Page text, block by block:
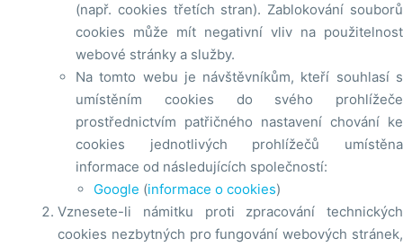
(např. cookies třetích stran). Zablokování souborů
cookies může mít negativní vliv na použitelnost
webové stránky a služby.
Na tomto webu je návštěvníkům, kteří souhlasí s
umístěním cookies do svého prohlížeče
prostřednictvím patřičného nastavení chování ke
cookies jednotlivých prohlížečů umístěna
informace od následujících společností:
Google (informace o cookies)
Vznesete-li námitku proti zpracování technických
cookies nezbytných pro fungování webových stránek,